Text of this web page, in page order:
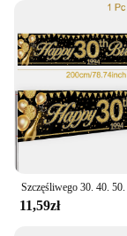
11,59zł